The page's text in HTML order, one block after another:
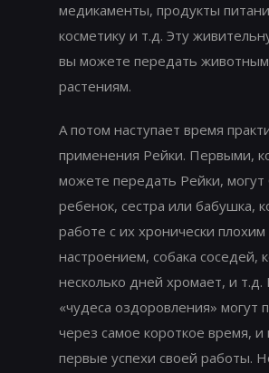
медикаменты, продукты
косметику и т.д. Эту
вы можете передать
растениям.
А потом наступает время
применения Рейки. Первыми,
можете передать Рейки,
ребенок, сестра или бабушка,
работе с их хронически плохим
настроением, собака соседей,
несколько дней хромает, и т.д.
«чудеса оздоровления» могут
через самое короткое время,
первые успехи своей работы.